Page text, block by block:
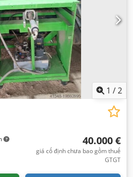
1 /2
40.000 €
giá cố định chưa bao gồm thuế
GTGT